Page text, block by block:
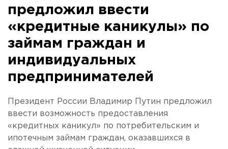
предложил ввести
«кредитные каникулы» по
займам граждан и
индивидуальных
предпринимателей
Президент России Владимир Путин предложил
ввести возможность предоставления
«кредитных каникул» по потребительским и
ипотечным займам граждан, оказавшихся в